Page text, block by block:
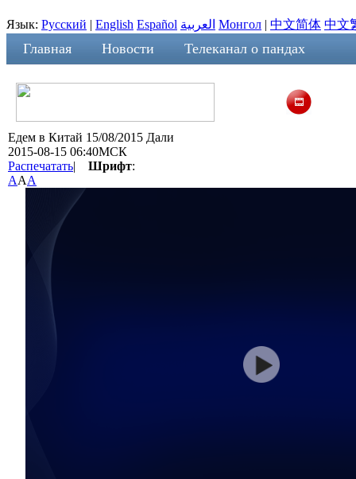
Язык: Русский | English Español العربية Монгол | 中文简体 中文
Главная Новости Телеканал о пандах
Едем в Китай 15/08/2015 Дали
2015-08-15 06:40МСК
Распечатать| Шрифт:
AAA